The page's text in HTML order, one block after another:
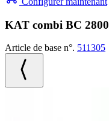
KAT combi BC 2800
Article de base n°. 511305